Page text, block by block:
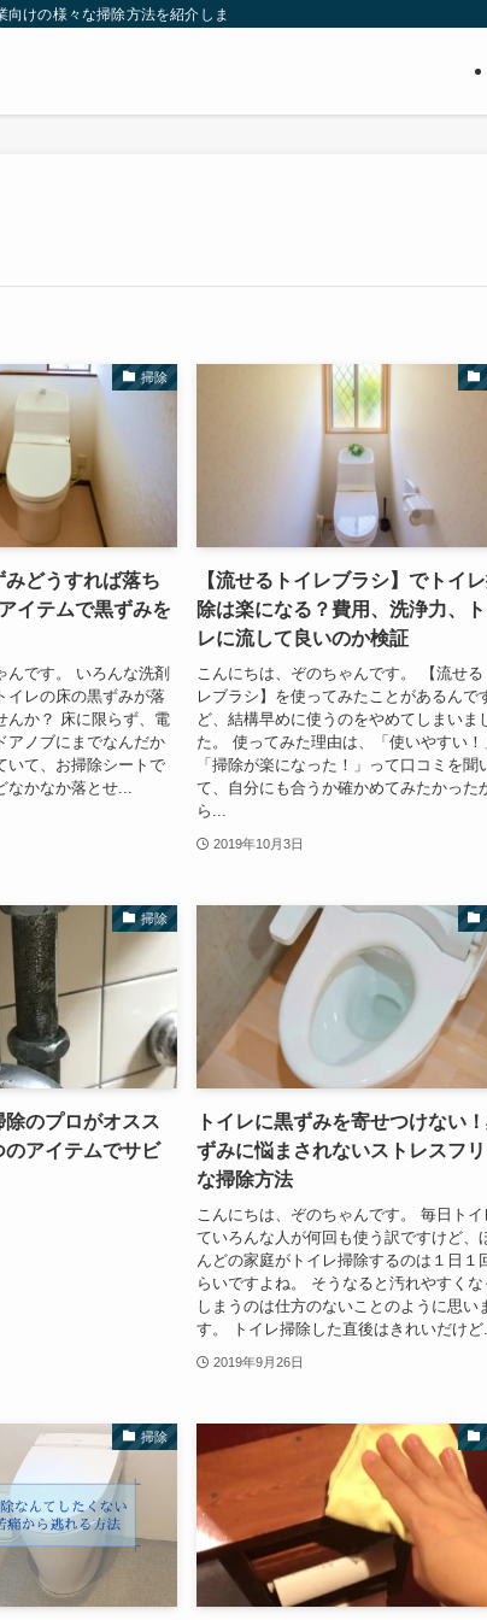
けの様々な掃除方法を紹介します。たった数分で終わる掃除方法、
掃除
みどうすれば落ち
イテムで黒ずみを
んです。 いろんな洗剤
イレの床の黒ずみが落
んか？ 床に限らず、電
アノブにまでなんだか
いて、お掃除シートで
かなか落とせ...
【流せるトイレブラシ】でトイ
除は楽になる？費用、洗浄力、
レに流して良いのか検証
こんにちは、ぞのちゃんです。 【流せる
レブラシ】を使ってみたことがあるんで
ど、結構早めに使うのをやめてしまいま
た。 使ってみた理由は、「使いやすい！
「掃除が楽になった！」って口コミを聞
て、自分にも合うか確かめてみたかった
ら...
2019年10月3日
掃除
のプロがオスス
のアイテムでサビ
トイレに黒ずみを寄せつけない
ずみに悩まされないストレスフ
な掃除方法
こんにちは、ぞのちゃんです。 毎日トイ
ていろんな人が何回も使う訳ですけど、
んどの家庭がトイレ掃除するのは１日１
らいですよね。 そうなると汚れやすくな
しまうのは仕方のないことのように思い
す。 トイレ掃除した直後はきれいだけど
2019年9月26日
掃除